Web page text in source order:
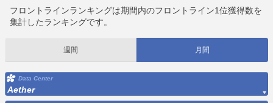
フロントラインランキングは期間内のフロントライン1位獲得数を
集計したランキングです。
週間 月間
Data Center
Aether